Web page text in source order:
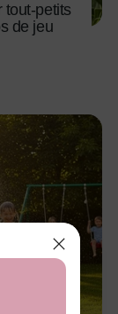
tout-petits
de jeu